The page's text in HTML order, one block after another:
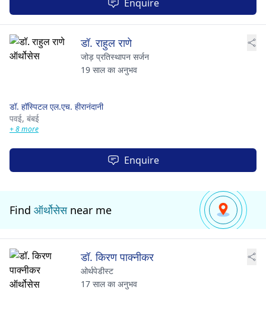
Enquire
डॉ. राहुल राणे
जोड़ प्रतिस्थापन सर्जन
19 साल का अनुभव
डॉ. हॉस्पिटल एल.एच. हीरानंदानी
पवई, बंबई
+ 8 more
Enquire
Find ऑर्थोसेसnear me
डॉ. किरण पाक्नीकर
ओर्थपेडीस्ट
17 साल का अनुभव